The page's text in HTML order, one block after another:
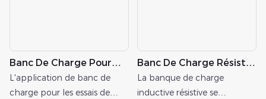
Banc De Charge Pour
Test De Charge De
Générateur Marin
L'application de banc de
charge pour les essais de
Banc De Charge Résistif-
Inductif Pour Essai De
Réception De Groupe
La banque de charge
inductive résistive se